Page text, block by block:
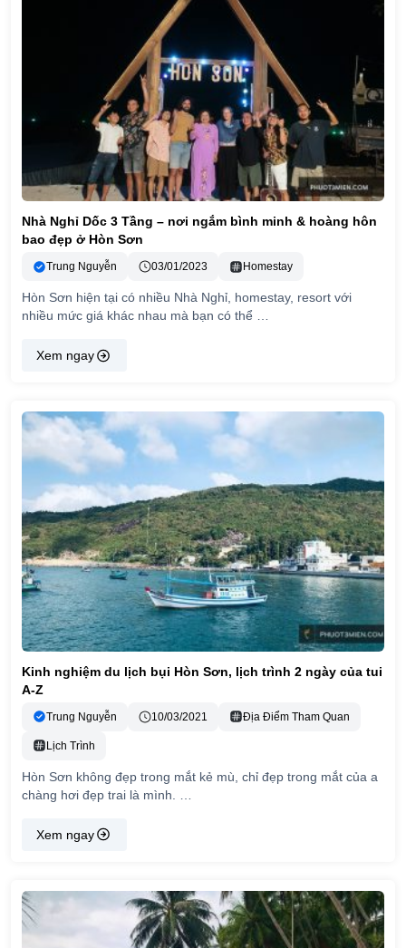
Nhà Nghỉ Dốc 3 Tầng – nơi ngắm bình minh & hoàng hôn
bao đẹp ở Hòn Sơn
Trung Nguyễn 03/01/2023 Homestay
Hòn Sơn hiện tại có nhiều Nhà Nghỉ, homestay, resort với
nhiều mức giá khác nhau mà bạn có thể …
Xem ngay
Kinh nghiệm du lịch bụi Hòn Sơn, lịch trình 2 ngày của tui
A-Z
Trung Nguyễn 10/03/2021 Địa Điểm Tham Quan
Lịch Trình
Hòn Sơn không đẹp trong mắt kẻ mù, chỉ đẹp trong mắt của a
chàng hơi đẹp trai là mình. …
Xem ngay